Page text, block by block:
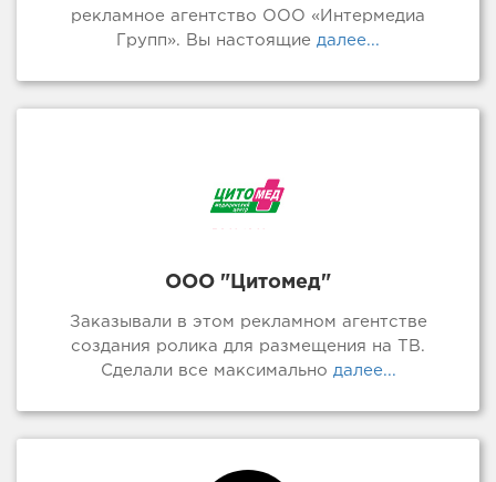
рекламное агентство ООО «Интермедиа
Групп». Вы настоящие далее...
ООО "Цитомед"
Заказывали в этом рекламном агентстве
создания ролика для размещения на ТВ.
Сделали все максимально далее...